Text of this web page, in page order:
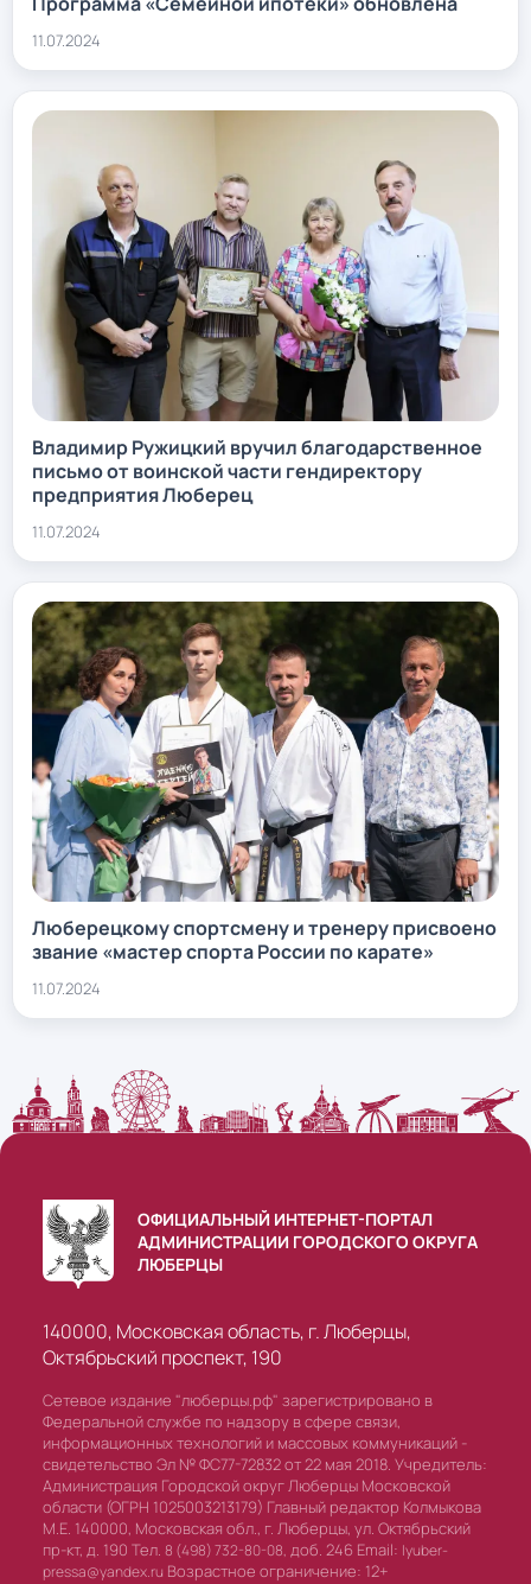
11.07.2024
Владимир Ружицкий вручил благодарственное
письмо от воинской части гендиректору
предприятия Люберец
11.07.2024
Люберецкому спортсмену и тренеру присвоено
звание «мастер спорта России по карате»
11.07.2024
ОФИЦИАЛЬНЫЙ ИНТЕРНЕТ-ПОРТАЛ
АДМИНИСТРАЦИИ ГОРОДСКОГО ОКРУГА
ЛЮБЕРЦЫ
140000, Московская область, г. Люберцы,
Октябрьский проспект, 190
Сетевое издание "люберцы.рф" зарегистрировано в
Федеральной службе по надзору в сфере связи,
информационных технологий и массовых коммуникаций -
свидетельство Эл № ФС77-72832 от 22 мая 2018. Учредитель:
Администрация Городской округ Люберцы Московской
области (ОГРН 1025003213179) Главный редактор Колмыкова
М.Е. 140000, Московская обл., г. Люберцы, ул. Октябрьский
пр-кт, д. 190 Тел. 8 (498) 732-80-08, доб. 246 Email: lyuber-
pressa@yandex.ru Возрастное ограничение: 12+